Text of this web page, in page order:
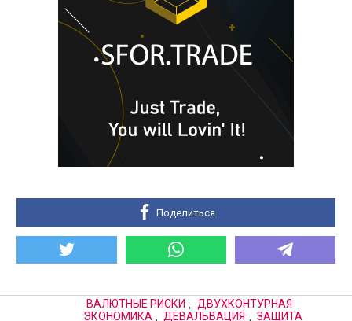
Поделиться
ВАЛЮТНЫЕ РИСКИ , ДВУХКОНТУРНАЯ
ЭКОНОМИКА , ДЕВАЛЬВАЦИЯ , ЗАЩИТА